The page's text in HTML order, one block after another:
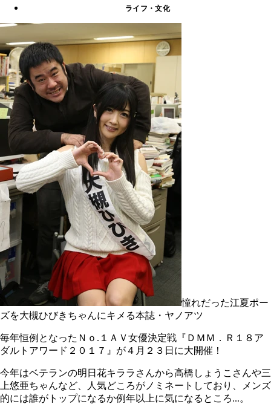
ライフ・文化
憧れだった江夏ポー
ズを大槻ひびきちゃんにキメる本誌・ヤノアツ
毎年恒例となったＮｏ.１ＡＶ女優決定戦『ＤＭＭ．Ｒ１８ア
ダルトアワード２０１７』が４月２３日に大開催！
今年はベテランの明日花キララさんから高橋しょうこさんや三
上悠亜ちゃんなど、人気どころがノミネートしており、メンズ
的には誰がトップになるか例年以上に気になるところ...。